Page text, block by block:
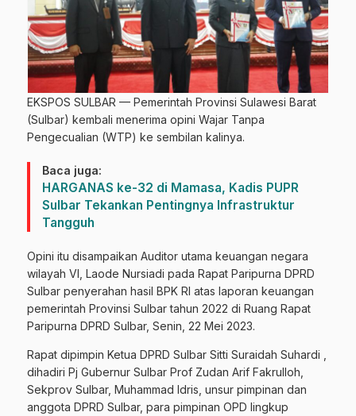
EKSPOS SULBAR — Pemerintah Provinsi Sulawesi Barat
(Sulbar) kembali menerima opini Wajar Tanpa
Pengecualian (WTP) ke sembilan kalinya.
Baca juga:
HARGANAS ke-32 di Mamasa, Kadis PUPR
Sulbar Tekankan Pentingnya Infrastruktur
Tangguh
Opini itu disampaikan Auditor utama keuangan negara
wilayah VI, Laode Nursiadi pada Rapat Paripurna DPRD
Sulbar penyerahan hasil BPK RI atas laporan keuangan
pemerintah Provinsi Sulbar tahun 2022 di Ruang Rapat
Paripurna DPRD Sulbar, Senin, 22 Mei 2023.
Rapat dipimpin Ketua DPRD Sulbar Sitti Suraidah Suhardi ,
dihadiri Pj Gubernur Sulbar Prof Zudan Arif Fakrulloh,
Sekprov Sulbar, Muhammad Idris, unsur pimpinan dan
anggota DPRD Sulbar, para pimpinan OPD lingkup